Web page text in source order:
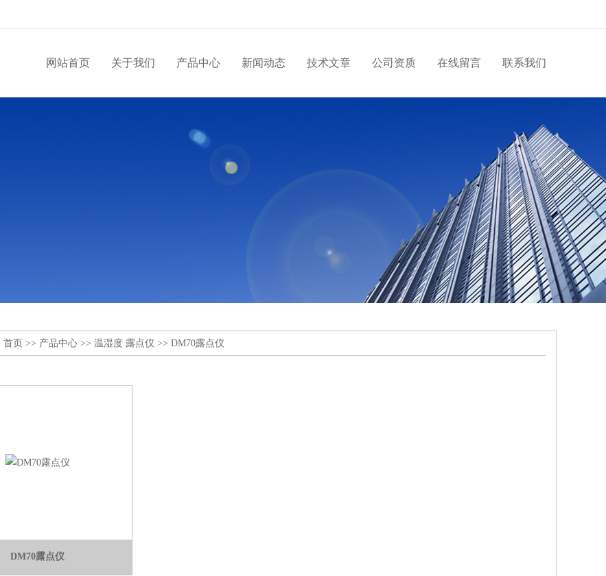
网站首页 关于我们 产品中心 新闻动态 技术文章 公司资质 在线留言 联系我们
首页 >> 产品中心 >> 温湿度 露点仪 >> DM70露点仪
DM70露点仪